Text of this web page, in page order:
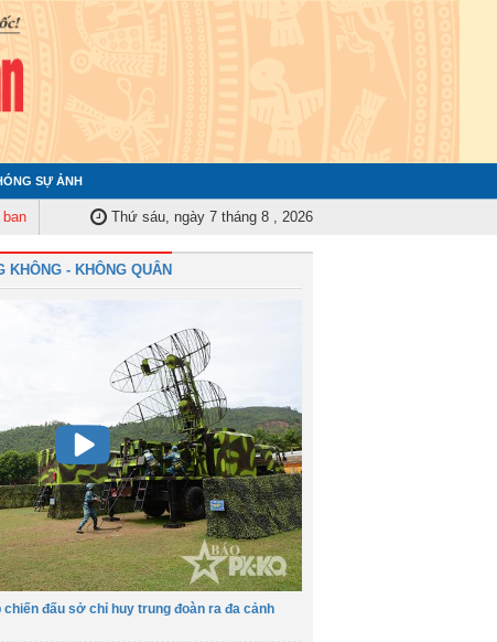
SỰ ẢNH
tra Quân ủy Trung ương tập huấn nghiệp vụ công tác kiểm tra, giám sát
Thứ sáu, ngày 7 tháng 8 , 2026
KHÔNG - KHÔNG QUÂN
chiến đấu sở chỉ huy trung đoàn ra đa cảnh